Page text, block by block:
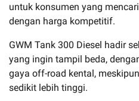
untuk konsumen yang
dengan harga kompetitif.
GWM Tank 300 Diesel hadir
yang ingin tampil beda,
gaya off-road kental,
sedikit lebih tinggi.